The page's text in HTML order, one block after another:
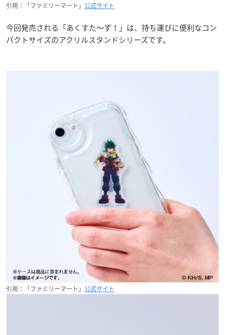
引用：「ファミリーマート」 公式サイト
今回発売される「あくすた～ず！」は、持ち運びに便利なコン
パクトサイズのアクリルスタンドシリーズです。
引用：「ファミリーマート」 公式サイト